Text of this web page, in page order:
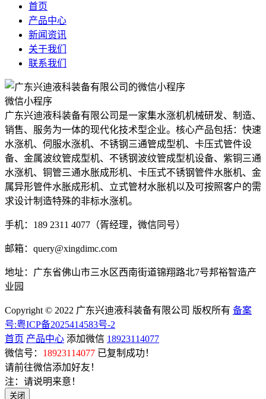
首页
产品中心
新闻资讯
关于我们
联系我们
微信小程序
广东兴迪液科装备有限公司是一家集水涨机机械研发、制造、
销售、服务为一体的现代化技术型企业。核心产品包括：快速
水涨机、伺服水涨机、不锈钢三通管成型机、卡压式管件设
备、金属波纹管成型机、不锈钢波纹管成型机设备、紫铜三通
水涨机、铜管三通水胀成形机、卡压式不锈钢管件水胀机、金
属异形管件水胀成形机、立式管材水胀机以及可按照客户的需
求设计制造特殊的非标水涨机。
手机：189 2311 4077（胥经理，微信同号）
邮箱：query@xingdimc.com
地址：广东省佛山市三水区西南街道锦翔路北7号邦裕智造产
业园
Copyright © 2022 广东兴迪液科装备有限公司 版权所有 备案
号:粤ICP备2025414583号-2
首页 产品中心 添加微信 18923114077
微信号： 18923114077 已复制成功！
请前往微信添加好友！
注：请说明来意！
关闭